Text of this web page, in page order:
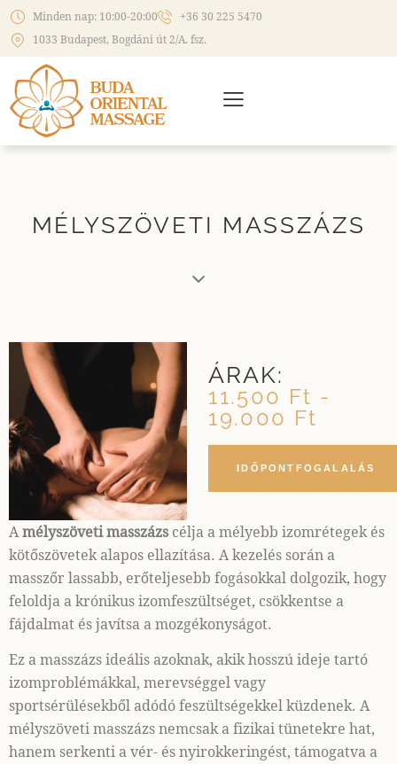
Minden nap: 10:00-20:00
+36 30 225 5470
1033 Budapest, Bogdáni út 2/A. fsz.
MÉLYSZÖVETI MASSZÁZS
ÁRAK:
11.500 Ft -
19.000 Ft
IDŐPONTFOGALALÁS
Amélyszöveti masszázs célja a mélyebb izomrétegek és
kötőszövetek alapos ellazítása. A kezelés során a
masszőr lassabb, erőteljesebb fogásokkal dolgozik, hogy
feloldja a krónikus izomfeszültséget, csökkentse a
fájdalmat és javítsa a mozgékonyságot.
Ez a masszázs ideális azoknak, akik hosszú ideje tartó
izomproblémákkal, merevséggel vagy
sportsérülésekből adódó feszültségekkel küzdenek. A
mélyszöveti masszázs nemcsak a fizikai tünetekre hat,
hanem serkenti a vér- és nyirokkeringést, támogatva a